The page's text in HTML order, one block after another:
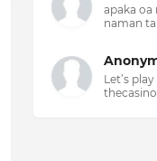
apaka oa
naman
Let’s